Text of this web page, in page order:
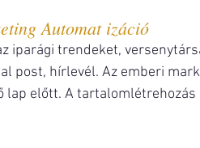
Automat izáció
iparági trendeket,
post, hírlevél. Az emberi
lap előtt. A